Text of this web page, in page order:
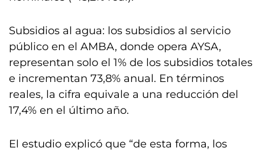
Subsidios al agua: los subsidios al servicio
público en el AMBA, donde opera AYSA,
representan solo el 1% de los subsidios totales
e incrementan 73,8% anual. En términos
reales, la cifra equivale a una reducción del
17,4% en el último año.
El estudio explicó que “de esta forma, los